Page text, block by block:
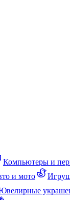
Компьютеры и
и мото